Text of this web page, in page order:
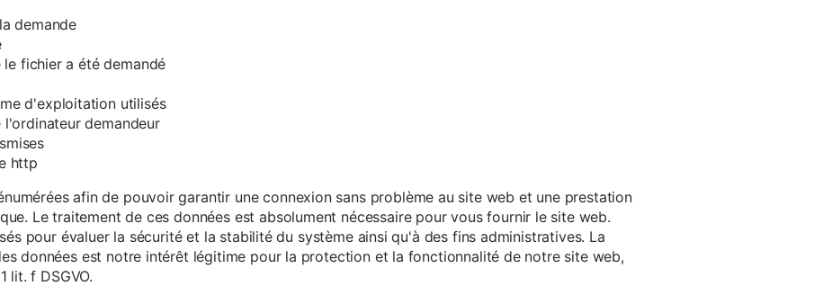
demande
fichier a été demandé
d'exploitation utilisés
demandeur
http
afin de pouvoir garantir une connexion sans problème au site web et une prestation
Le traitement de ces données est absolument nécessaire pour vous fournir le site web.
pour évaluer la sécurité et la stabilité du système ainsi qu'à des fins administratives. La
données est notre intérêt légitime pour la protection et la fonctionnalité de notre site web,
lit. f DSGVO.